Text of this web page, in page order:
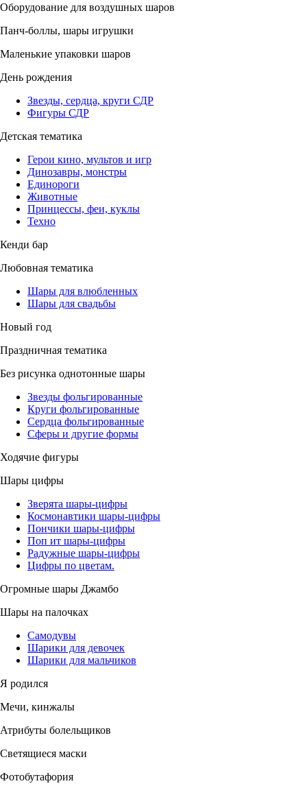
Оборудование для воздушных шаров
Панч-боллы, шары игрушки
Маленькие упаковки шаров
День рождения
Звезды, сердца, круги СДР
Фигуры СДР
Детская тематика
Герои кино, мультов и игр
Динозавры, монстры
Единороги
Животные
Принцессы, феи, куклы
Техно
Кенди бар
Любовная тематика
Шары для влюбленных
Шары для свадьбы
Новый год
Праздничная тематика
Без рисунка однотонные шары
Звезды фольгированные
Круги фольгированные
Сердца фольгированные
Сферы и другие формы
Ходячие фигуры
Шары цифры
Зверята шары-цифры
Космонавтики шары-цифры
Пончики шары-цифры
Поп ит шары-цифры
Радужные шары-цифры
Цифры по цветам.
Огромные шары Джамбо
Шары на палочках
Самодувы
Шарики для девочек
Шарики для мальчиков
Я родился
Мечи, кинжалы
Атрибуты болельщиков
Светящиеся маски
Фотобутафория